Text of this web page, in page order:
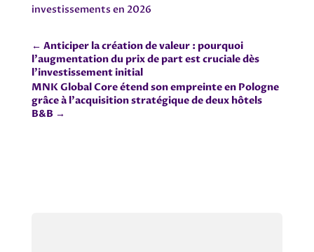
investissements en 2026
← Anticiper la création de valeur : pourquoi
l'augmentation du prix de part est cruciale dès
l'investissement initial
MNK Global Core étend son empreinte en Pologne
grâce à l’acquisition stratégique de deux hôtels
B&B →